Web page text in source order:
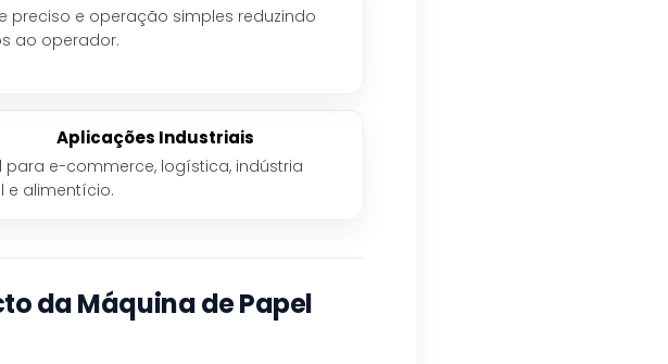
preciso e operação simples reduzindo
ao operador.
Aplicações Industriais
para e-commerce, logística, indústria
e alimentício.
da Máquina de Papel